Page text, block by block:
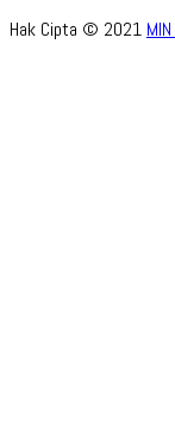
Hak Cipta © 2021